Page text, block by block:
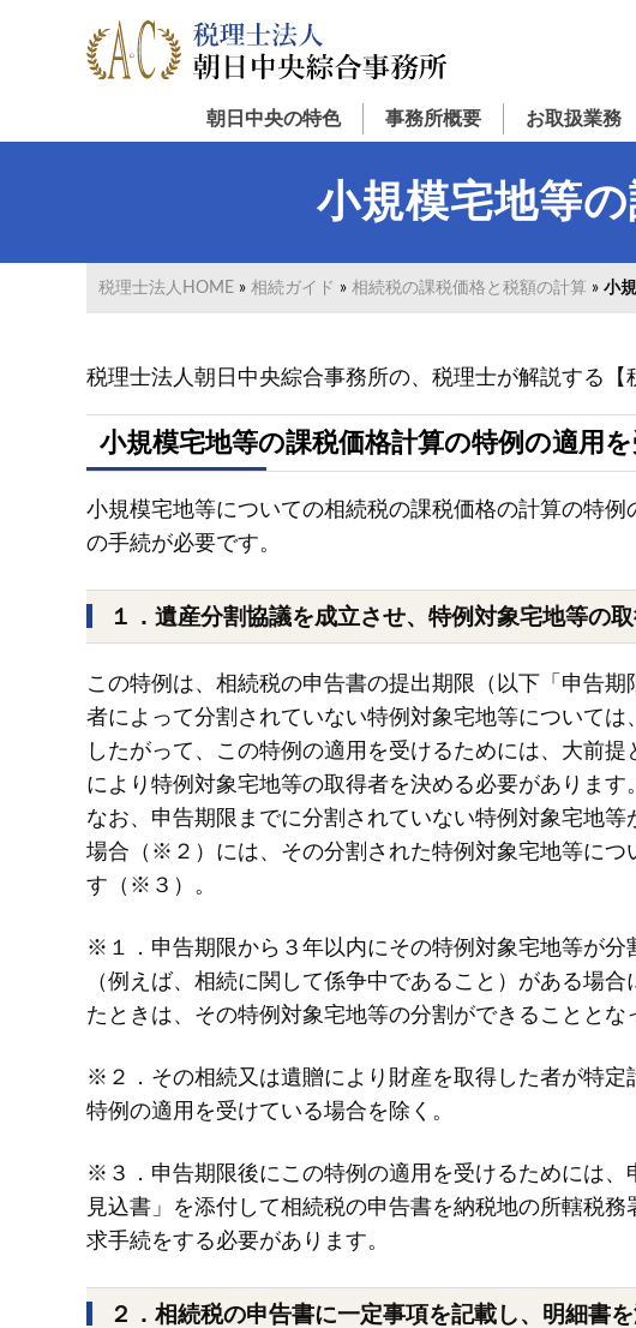
朝日中央の特色 事務所概要 お取扱業務
小規模宅地等
税理士法人HOME » 相続ガイド » 相続税の課税価格と税額の計算 » 小
税理士法人朝日中央綜合事務所の、税理士が解説する【
小規模宅地等の課税価格計算の特例の適用
小規模宅地等についての相続税の課税価格の計算の特
の手続が必要です。
１．遺産分割協議を成立させ、特例対象宅地等の
この特例は、相続税の申告書の提出期限（以下「申告
者によって分割されていない特例対象宅地等については
したがって、この特例の適用を受けるためには、大前
により特例対象宅地等の取得者を決める必要があります
なお、申告期限までに分割されていない特例対象宅地
場合（※２）には、その分割された特例対象宅地等につ
す（※３）。
※１．申告期限から３年以内にその特例対象宅地等が
（例えば、相続に関して係争中であること）がある場
たときは、その特例対象宅地等の分割ができることとな
※２．その相続又は遺贈により財産を取得した者が特
特例の適用を受けている場合を除く。
※３．申告期限後にこの特例の適用を受けるためには、
見込書」を添付して相続税の申告書を納税地の所轄税
求手続をする必要があります。
２．相続税の申告書に一定事項を記載し、明細書